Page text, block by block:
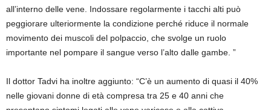
all’interno delle vene. Indossare regolarmente i tacchi alti può
peggiorare ulteriormente la condizione perché riduce il normale
movimento dei muscoli del polpaccio, che svolge un ruolo
importante nel pompare il sangue verso l’alto dalle gambe. ”
Il dottor Tadvi ha inoltre aggiunto: “C’è un aumento di quasi il 40%
nelle giovani donne di età compresa tra 25 e 40 anni che